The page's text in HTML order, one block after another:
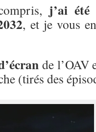
j’ai
, et je vous
de l’OAV
(tirés des